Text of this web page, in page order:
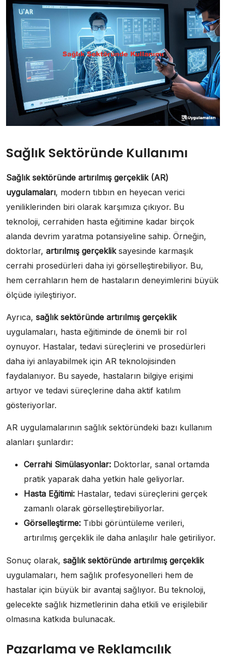
Sağlık Sektöründe Kullanımı
Sağlık sektöründe artırılmış gerçeklik (AR)
uygulamaları, modern tıbbın en heyecan verici
yeniliklerinden biri olarak karşımıza çıkıyor. Bu
teknoloji, cerrahiden hasta eğitimine kadar birçok
alanda devrim yaratma potansiyeline sahip. Örneğin,
doktorlar, artırılmış gerçekliksayesinde karmaşık
cerrahi prosedürleri daha iyi görselleştirebiliyor. Bu,
hem cerrahların hem de hastaların deneyimlerini büyük
ölçüde iyileştiriyor.
Ayrıca, sağlık sektöründe artırılmış gerçeklik
uygulamaları, hasta eğitiminde de önemli bir rol
oynuyor. Hastalar, tedavi süreçlerini ve prosedürleri
daha iyi anlayabilmek için AR teknolojisinden
faydalanıyor. Bu sayede, hastaların bilgiye erişimi
artıyor ve tedavi süreçlerine daha aktif katılım
gösteriyorlar.
AR uygulamalarının sağlık sektöründeki bazı kullanım
alanları şunlardır:
Cerrahi Simülasyonlar: Doktorlar, sanal ortamda
pratik yaparak daha yetkin hale geliyorlar.
Hasta Eğitimi: Hastalar, tedavi süreçlerini gerçek
zamanlı olarak görselleştirebiliyorlar.
Görselleştirme: Tıbbi görüntüleme verileri,
artırılmış gerçeklik ile daha anlaşılır hale getiriliyor.
Sonuç olarak, sağlık sektöründe artırılmış gerçeklik
uygulamaları, hem sağlık profesyonelleri hem de
hastalar için büyük bir avantaj sağlıyor. Bu teknoloji,
gelecekte sağlık hizmetlerinin daha etkili ve erişilebilir
olmasına katkıda bulunacak.
Pazarlama ve Reklamcılık